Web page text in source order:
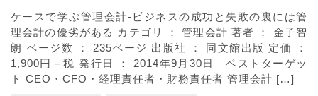
ケースで学ぶ管理会計-ビジネスの成功と失敗の裏には管
理会計の優劣がある カテゴリ ： 管理会計 著者 ： 金子智
朗 ページ数 ： 235ページ 出版社 ： 同文館出版 定価 ：
1,900円＋税 発行日 ： 2014年9月30日 ベストターゲッ
ト CEO・CFO・経理責任者・財務責任者 管理会計 […]